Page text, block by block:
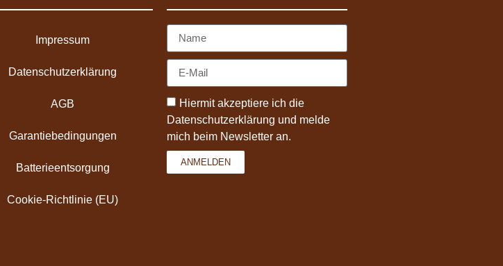
Impressum
Datenschutzerklärung
AGB
Garantiebedingungen
Batterieentsorgung
Cookie-Richtlinie (EU)
Hiermit akzeptiere ich die
Datenschutzerklärung und melde
mich beim Newsletter an.
ANMELDEN